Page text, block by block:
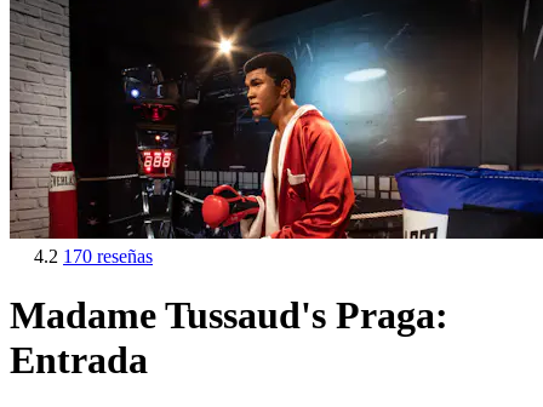
4.2 170 reseñas
Madame Tussaud's Praga:
Entrada